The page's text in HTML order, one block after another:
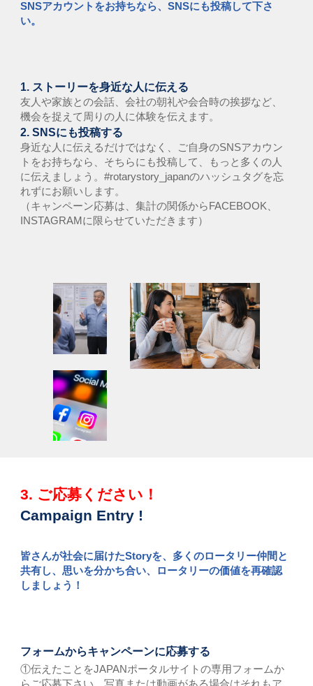
SNSアカウントをお持ちなら、SNSにも投稿して下さ
い。
1. ストーリーを身近な人に伝える
友人や家族との会話、会社の朝礼や会合時の挨拶など、
機会を捉えて周りの人に体験を伝えます。
2. SNSにも投稿する
身近な人に伝えるだけではなく、ご自身のSNSアカウン
トをお持ちなら、そちらにも投稿して、もっと多くの人
に伝えましょう。#rotarystory_japanのハッシュタグを忘
れずにお願いします。
（キャンペーン応募は、集計の関係からFACEBOOK、
INSTAGRAMに限らせていただきます）
3. ご応募ください！
Campaign Entry !
皆さんが社会に届けたStoryを、多くのロータリー仲間と
共有し、思いを分かち合い、ロータリーの価値を再確認
しましょう！
フォームからキャンペーンに応募する
①伝えたことをJAPANポータルサイトの専用フォームか
らご応募下さい。写真または動画がある場合はそれもア